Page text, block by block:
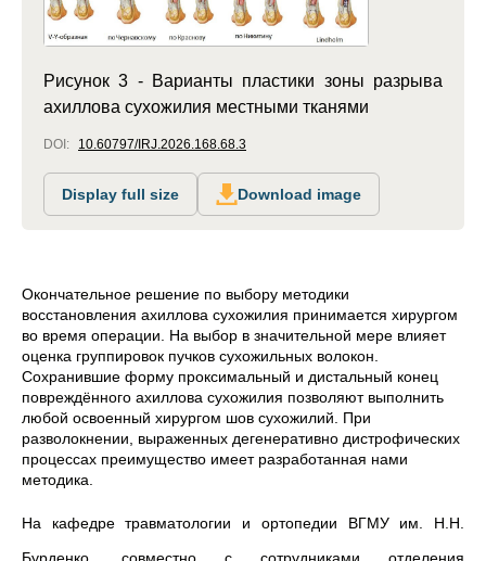
Рисунок 3 - Варианты пластики зоны разрыва
ахиллова сухожилия местными тканями
DOI: 10.60797/IRJ.2026.168.68.3
Display full size Download image
Окончательное решение по выбору методики
восстановления ахиллова сухожилия принимается хирургом
во время операции. На выбор в значительной мере влияет
оценка группировок пучков сухожильных волокон.
Сохранившие форму проксимальный и дистальный конец
повреждённого ахиллова сухожилия позволяют выполнить
любой освоенный хирургом шов сухожилий. При
разволокнении, выраженных дегенеративно дистрофических
процессах преимущество имеет разработанная нами
методика.
На кафедре травматологии и ортопедии ВГМУ им. Н.Н.